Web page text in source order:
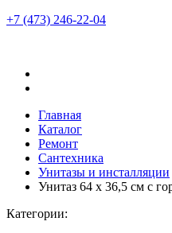
+7 (473) 246-22-04
Главная
Каталог
Ремонт
Сантехника
Унитазы и инсталляции
Унитаз 64 x 36,5 см с
Категории: